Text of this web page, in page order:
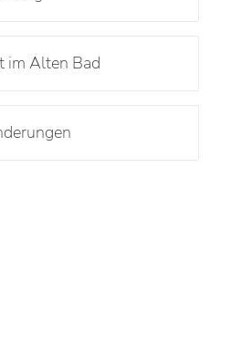
im Alten Bad